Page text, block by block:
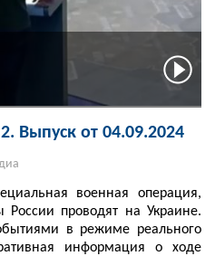
Выпуск от 04.09.2024
военная операция,
проводят на Украине.
в режиме реального
информация о ходе